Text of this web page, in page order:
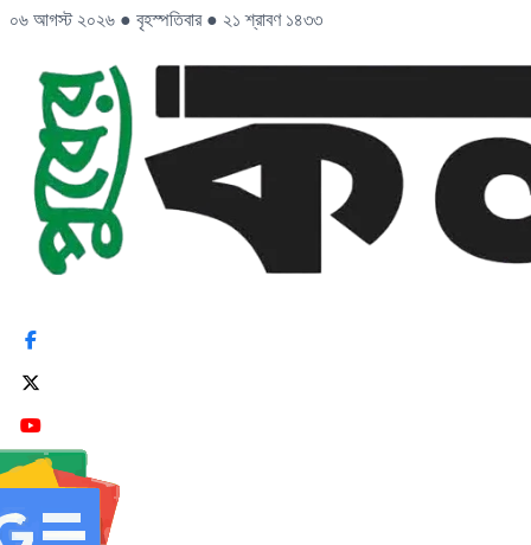
০৬ আগস্ট ২০২৬ ● বৃহস্পতিবার ● ২১ শ্রাবণ ১৪৩৩